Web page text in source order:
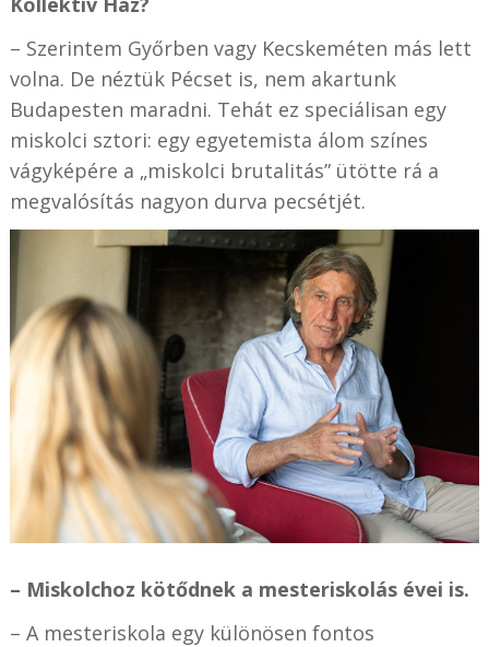
– Szerintem Győrben vagy Kecskeméten más lett
volna. De néztük Pécset is, nem akartunk
Budapesten maradni. Tehát ez speciálisan egy
miskolci sztori: egy egyetemista álom színes
vágyképére a „miskolci brutalitás” ütötte rá a
megvalósítás nagyon durva pecsétjét.
– Miskolchoz kötődnek a mesteriskolás évei is.
– A mesteriskola egy különösen fontos